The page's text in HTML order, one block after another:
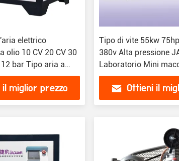
elettrico
olio 10 CV 20 CV 30
bar Tipo aria a
il miglior prezzo
Tipo di vite 55kw
380v Alta pressione
Laboratorio Mini
rotative Compressore
industrialeOttieni il